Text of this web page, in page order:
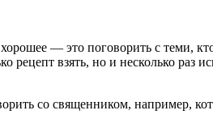
— это поговорить с теми,
взять, но и несколько раз
со священником, например,